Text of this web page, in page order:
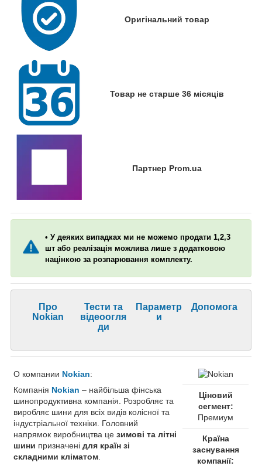
Оригінальний товар
Товар не старше 36 місяців
Партнер Prom.ua
• У деяких випадках ми не можемо продати 1,2,3
шт або реалізація можлива лише з додатковою
націнкою за розпарювання комплекту.
Про
Nokian
Тести та
відеоогля
ди
Параметр
и
Допомога
О компании Nokian:
Компанія Nokian – найбільша фінська
шинопродуктивна компанія. Розробляє та
виробляє шини для всіх видів колісної та
індустріальної техніки. Головний
напрямок виробництва це зимові та літні
шини призначені для країн зі
складними кліматом
Ціновий
сегмент:
Премиум
Країна
заснування
компанії: